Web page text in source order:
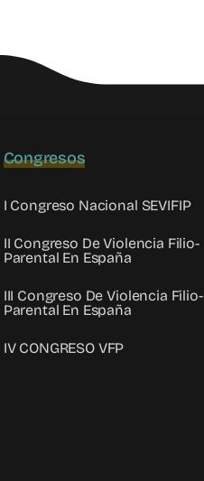
Congresos
I Congreso Nacional SEVIFIP
II Congreso De Violencia Filio-
Parental En España
III Congreso De Violencia Filio-
Parental En España
IV CONGRESO VFP